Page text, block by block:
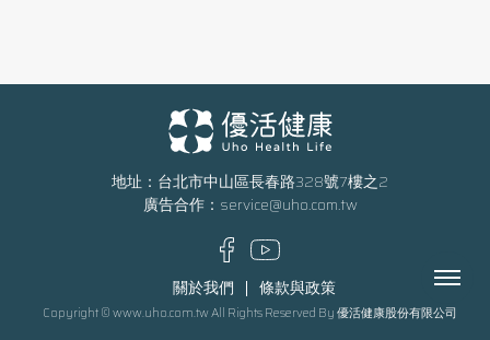
地址：台北市中山區長春路328號7樓之2
廣告合作： service@uho.com.tw
關於我們 條款與政策
Copyright © www.uho.com.tw All Rights Reserved By 優活健康股份有限公司
Menu